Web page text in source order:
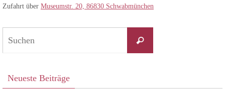
Zufahrt über Museumstr. 20, 86830 Schwabmünchen
Suchen
Neueste Beiträge